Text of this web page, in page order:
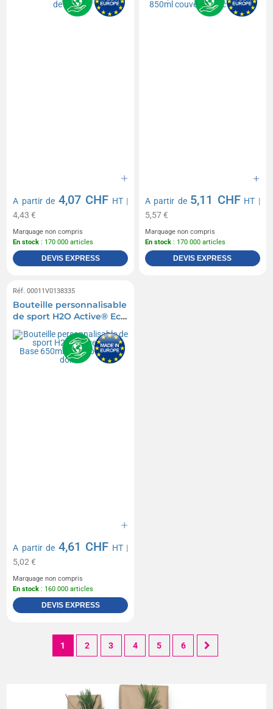
A partir de 4,07 CHF HT|
4,43 €
Marquage non compris
En stock : 170 000 articles
DEVIS EXPRESS
A partir de 5,11 CHF HT |
5,57 €
Marquage non compris
En stock : 170 000 articles
DEVIS EXPRESS
Réf. 00011V0138335
Bouteille personnalisable
de sport H2O Active® Eco
Base 650ml avec
couvercle dôme
A partir de 4,61 CHF HT|
5,02 €
Marquage non compris
En stock : 160 000 articles
DEVIS EXPRESS
1 2 3 4 5 6